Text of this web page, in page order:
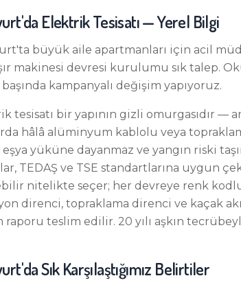
'da Elektrik Tesisatı— Yerel Bilgi
büyük aile apartmanları için acil
makinesi devresi kurulumu sık talep.
kampanyalı değişim yapıyoruz.
tesisatı bir yapının gizli omurgasıdır —
hâlâ alüminyum kablolu veya
eşya yüküne dayanmaz ve yangın riski
TEDAŞ ve TSE standartlarına uygun
nitelikte seçer; her devreye renk
direnci, topraklama direnci ve kaçak
raporu teslim edilir. 20 yılı aşkın
'da Sık Karşılaştığımız Belirtiler